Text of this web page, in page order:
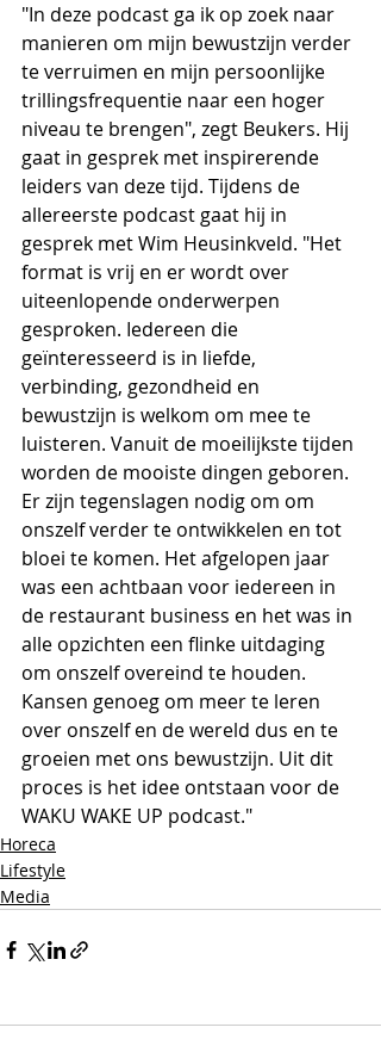
"In deze podcast ga ik op zoek naar
manieren om mijn bewustzijn verder
te verruimen en mijn persoonlijke
trillingsfrequentie naar een hoger
niveau te brengen", zegt Beukers. Hij
gaat in gesprek met inspirerende
leiders van deze tijd. Tijdens de
allereerste podcast gaat hij in
gesprek met Wim Heusinkveld. "Het
format is vrij en er wordt over
uiteenlopende onderwerpen
gesproken. Iedereen die
geïnteresseerd is in liefde,
verbinding, gezondheid en
bewustzijn is welkom om mee te
luisteren. Vanuit de moeilijkste tijden
worden de mooiste dingen geboren.
Er zijn tegenslagen nodig om om
onszelf verder te ontwikkelen en tot
bloei te komen. Het afgelopen jaar
was een achtbaan voor iedereen in
de restaurant business en het was in
alle opzichten een flinke uitdaging
om onszelf overeind te houden.
Kansen genoeg om meer te leren
over onszelf en de wereld dus en te
groeien met ons bewustzijn. Uit dit
proces is het idee ontstaan voor de
WAKU WAKE UP podcast."
Horeca
Lifestyle
Media